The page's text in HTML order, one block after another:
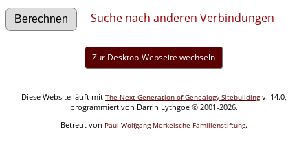
Suche nach anderen Verbindungen
Zur Desktop-Webseite wechseln
Diese Website läuft mit The Next Generation of Genealogy Sitebuildingv. 14.0,
programmiert von Darrin Lythgoe © 2001-2026.
Betreut von Paul Wolfgang Merkelsche Familienstiftung.